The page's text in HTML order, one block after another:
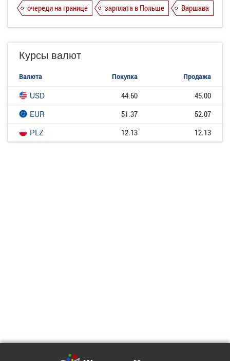
очереди на границе
зарплата в Польше Варшава
Курсы валют
Валюта Покупка Продажа
USD 44.60
45.00
EUR
51.37
52.07
PLZ
12.13 12.13